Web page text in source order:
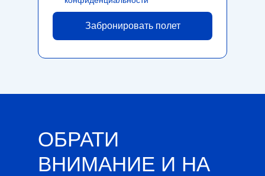
Забронировать полет
ОБРАТИ
ВНИМАНИЕ И НА